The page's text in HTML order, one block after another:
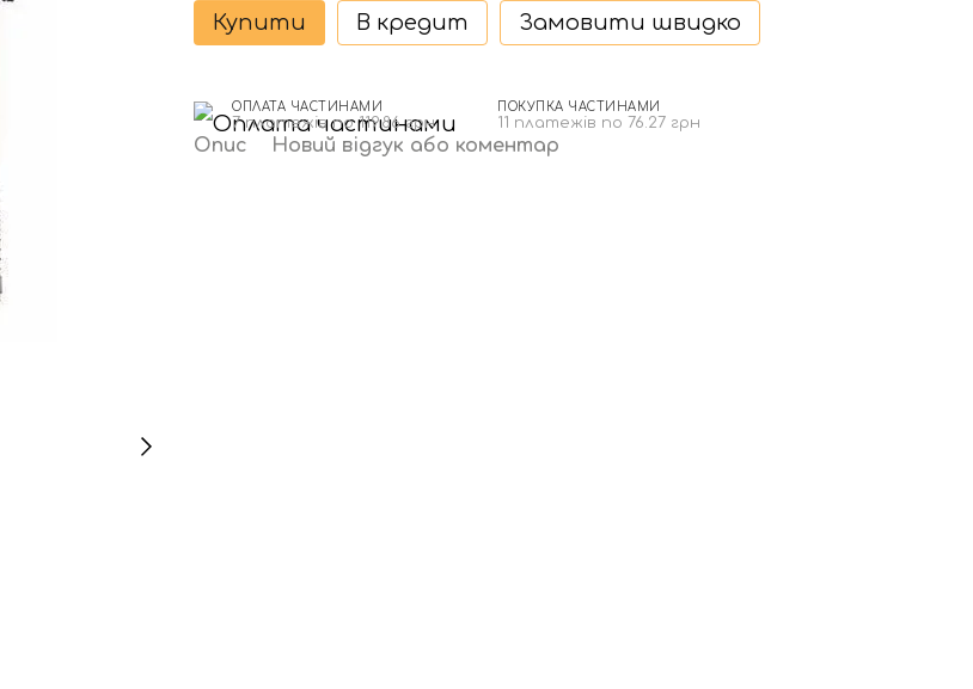
Купити В кредит Замовити швидко
ОПЛАТА ЧАСТИНАМИ
7 платежів по 119.86 грн
ПОКУПКА ЧАСТИНАМИ
11 платежів по 76.27 грн
Опис Новий відгук або коментар